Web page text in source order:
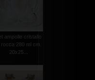
ampolle cristallo
rocca 280 ml cm.
20x25...